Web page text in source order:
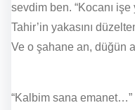
sevdim ben. “Kocanı
Tahir’in yakasını
Ve o şahane an, düğün
“Kalbim sana emanet…”